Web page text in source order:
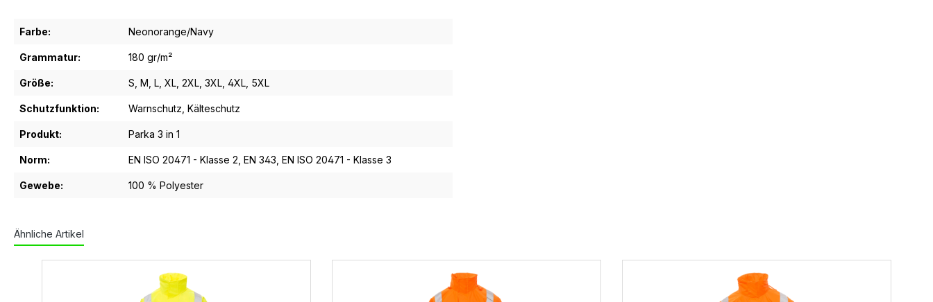
Farbe: Neonorange/Navy
Grammatur: 180 gr/m²
Größe: S , M , L , XL , 2XL , 3XL , 4XL , 5XL
Schutzfunktion: Warnschutz , Kälteschutz
Produkt: Parka 3 in 1
Norm: EN ISO 20471 - Klasse 2 , EN 343 , EN ISO 20471 - Klasse 3
Gewebe: 100 % Polyester
Ähnliche Artikel